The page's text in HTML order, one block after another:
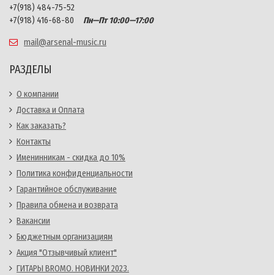
+7(918) 484-75-52
+7(918) 416-68-80
Пн—Пт 10:00—17:00
mail@arsenal-music.ru
РАЗДЕЛЫ
О компании
Доставка и Оплата
Как заказать?
Контакты
Именинникам - скидка до 10%
Политика конфиденциальности
Гарантийное обслуживание
Правила обмена и возврата
Вакансии
Бюджетным организациям
Акция "Отзывчивый клиент"
ГИТАРЫ BROMO. НОВИНКИ 2023.